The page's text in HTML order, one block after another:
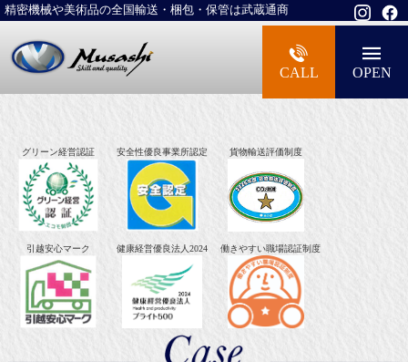
精密機械や美術品の全国輸送・梱包・保管は武蔵通商
大型精密機械・美術品・高級楽器の梱包・
CALL OPEN
グリーン経営認証 安全性優良事業所認定 貨物輸送評価制度
引越安心マーク 健康経営優良法人2024 働きやすい職場認証制度